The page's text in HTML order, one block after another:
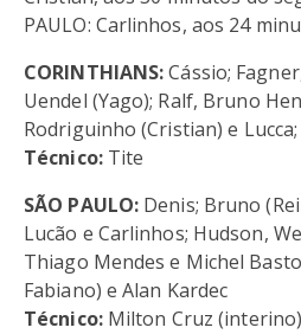
PAULO: Carlinhos, aos 24
CORINTHIANS:Cássio;
Uendel (Yago); Ralf, Bruno
Rodriguinho (Cristian) e
Técnico: Tite
SÃO PAULO: Denis; Bruno
Lucão e Carlinhos; Hudson,
Thiago Mendes e Michel
Fabiano) e Alan Kardec
Técnico: Milton Cruz (interino)